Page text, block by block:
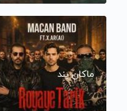
ماکان بند